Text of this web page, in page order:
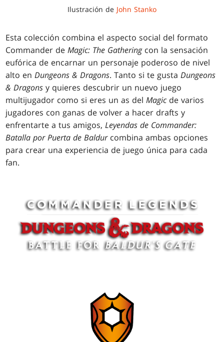
Ilustración de John Stanko
Esta colección combina el aspecto social del formato
Commander deMagic: The Gatheringcon la sensación
eufórica de encarnar un personaje poderoso de nivel
alto enDungeons & Dragons. Tanto si te gustaDungeons
& Dragons y quieres descubrir un nuevo juego
multijugador como si eres un as delMagic de varios
jugadores con ganas de volver a hacer drafts y
enfrentarte a tus amigos,Leyendas de Commander:
Batalla por Puerta de Baldurcombina ambas opciones
para crear una experiencia de juego única para cada
fan.